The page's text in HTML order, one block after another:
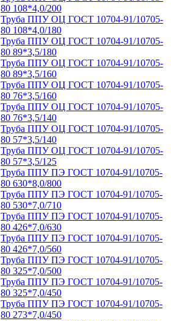
80 108*4,0/200
Труба ППУ ОЦ ГОСТ 10704-91/10705-
80 108*4,0/180
Труба ППУ ОЦ ГОСТ 10704-91/10705-
80 89*3,5/180
Труба ППУ ОЦ ГОСТ 10704-91/10705-
80 89*3,5/160
Труба ППУ ОЦ ГОСТ 10704-91/10705-
80 76*3,5/160
Труба ППУ ОЦ ГОСТ 10704-91/10705-
80 76*3,5/140
Труба ППУ ОЦ ГОСТ 10704-91/10705-
80 57*3,5/140
Труба ППУ ОЦ ГОСТ 10704-91/10705-
80 57*3,5/125
Труба ППУ ПЭ ГОСТ 10704-91/10705-
80 630*8,0/800
Труба ППУ ПЭ ГОСТ 10704-91/10705-
80 530*7,0/710
Труба ППУ ПЭ ГОСТ 10704-91/10705-
80 426*7,0/630
Труба ППУ ПЭ ГОСТ 10704-91/10705-
80 426*7,0/560
Труба ППУ ПЭ ГОСТ 10704-91/10705-
80 325*7,0/500
Труба ППУ ПЭ ГОСТ 10704-91/10705-
80 325*7,0/450
Труба ППУ ПЭ ГОСТ 10704-91/10705-
80 273*7,0/450